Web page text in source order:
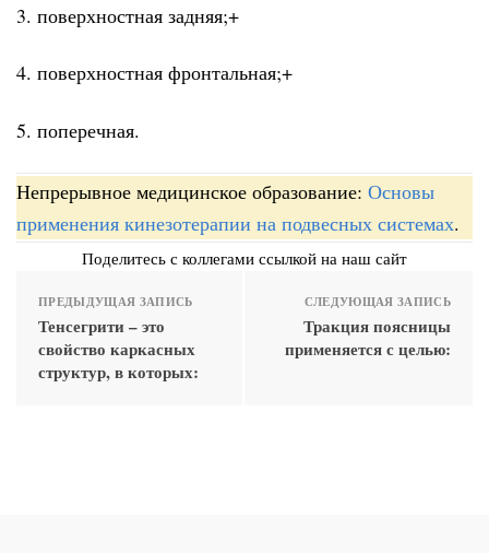
3. поверхностная задняя;+
4. поверхностная фронтальная;+
5. поперечная.
Непрерывное медицинское образование: Основы
применения кинезотерапии на подвесных системах.
Поделитесь с коллегами ссылкой на наш сайт
ПРЕДЫДУЩАЯ ЗАПИСЬ
Тенсегрити – это
свойство каркасных
структур, в которых:
СЛЕДУЮЩАЯ ЗАПИСЬ
Тракция поясницы
применяется с целью: